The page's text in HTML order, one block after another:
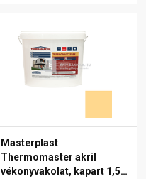
Masterplast
Thermomaster akril
vékonyvakolat, kapart 1,5